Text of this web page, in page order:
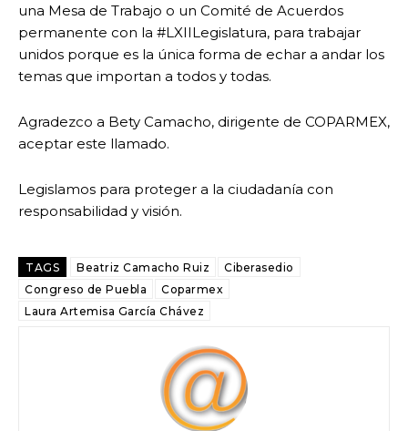
una Mesa de Trabajo o un Comité de Acuerdos
permanente con la #LXIILegislatura, para trabajar
unidos porque es la única forma de echar a andar los
temas que importan a todos y todas.
Agradezco a Bety Camacho, dirigente de COPARMEX,
aceptar este llamado.
Legislamos para proteger a la ciudadanía con
responsabilidad y visión.
TAGS Beatriz Camacho Ruiz
Ciberasedio
Congreso de Puebla
Coparmex
Laura Artemisa García Chávez